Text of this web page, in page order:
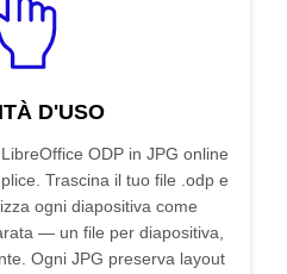
D'USO
ODP in JPG online
Trascina il tuo file .odp e
ogni diapositiva come
— un file per diapositiva,
Ogni JPG preserva layout